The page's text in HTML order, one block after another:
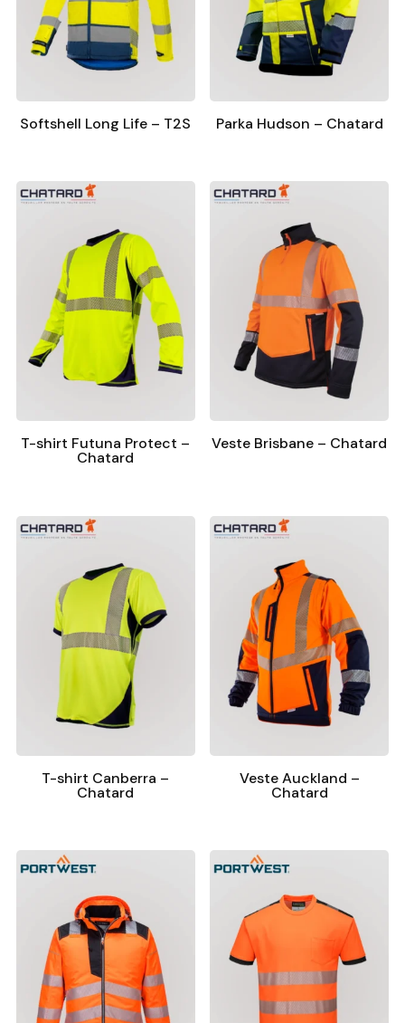
Softshell Long Life – T2S Parka Hudson – Chatard
T-shirt Futuna Protect –
Chatard
Veste Brisbane – Chatard
T-shirt Canberra –
Chatard
Veste Auckland –
Chatard